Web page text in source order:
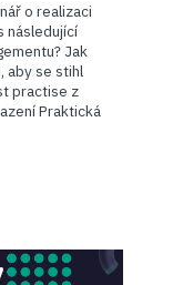
o realizaci
následující
Jak
aby se stihl
practise z
Praktická